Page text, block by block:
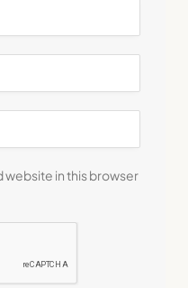
website in this browser